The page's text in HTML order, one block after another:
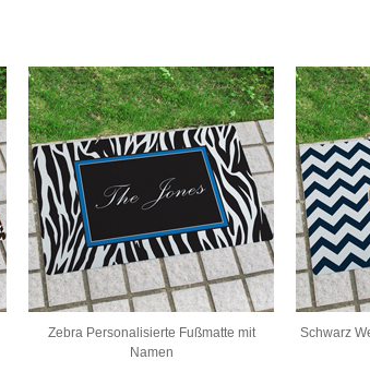
Zebra Personalisierte Fußmatte mit
Namen
Schwarz